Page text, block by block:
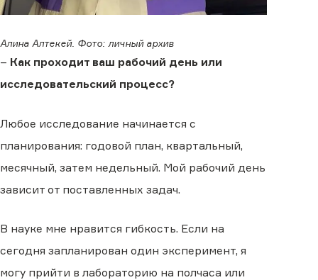
Алина Алтекей. Фото: личный архив
– Как проходит ваш рабочий день или
исследовательский процесс?
Любое исследование начинается с
планирования: годовой план, квартальный,
месячный, затем недельный. Мой рабочий день
зависит от поставленных задач.
В науке мне нравится гибкость. Если на
сегодня запланирован один эксперимент, я
могу прийти в лабораторию на полчаса или